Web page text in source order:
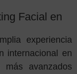
Facial en
experiencia
internacional en
más avanzados